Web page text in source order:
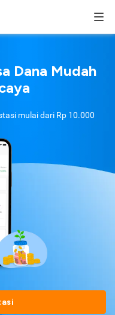
Dana Mudah
mulai dari Rp 10.000